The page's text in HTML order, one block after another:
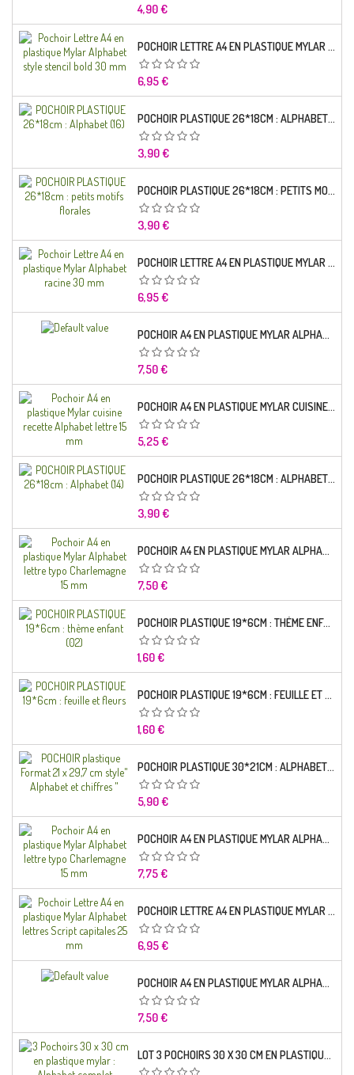
Prix
4,90 €
POCHOIR LETTRE A4 EN PLASTIQUE MYLAR ALPHABET STYLE STENCIL BOLD 30 MM
Prix
6,95 €
POCHOIR PLASTIQUE 26*18CM : ALPHABET (16)
Prix
3,90 €
POCHOIR PLASTIQUE 26*18CM : PETITS MOTIFS FLORALES
Prix
3,90 €
POCHOIR LETTRE A4 EN PLASTIQUE MYLAR ALPHABET RACINE 30 MM
Prix
6,95 €
POCHOIR A4 EN PLASTIQUE MYLAR ALPHABET LETTRE TYPO SEGOE 25 MM
Prix
7,50 €
POCHOIR A4 EN PLASTIQUE MYLAR CUISINE RECETTE ALPHABET LETTRE 15 MM
Prix
5,25 €
POCHOIR PLASTIQUE 26*18CM : ALPHABET (14)
Prix
3,90 €
POCHOIR A4 EN PLASTIQUE MYLAR ALPHABET LETTRE TYPO CHARLEMAGNE
Prix
7,50 €
POCHOIR PLASTIQUE 19*6CM : THÈME ENFANT (02)
Prix
1,60 €
POCHOIR PLASTIQUE 19*6CM : FEUILLE ET FLEURS
Prix
1,60 €
POCHOIR PLASTIQUE 30*21CM : ALPHABET (02)
Prix
5,90 €
POCHOIR A4 EN PLASTIQUE MYLAR ALPHABET LETTRE TYPO RAVIE 30 MM
Prix
7,75 €
POCHOIR LETTRE A4 EN PLASTIQUE MYLAR ALPHABET LETTRES SCRIPT CAPITALES 25 MM
Prix
6,95 €
POCHOIR A4 EN PLASTIQUE MYLAR ALPHABET LETTRE TYPO SCIENCE 35 MM
Prix
7,50 €
LOT 3 POCHOIRS 30 X 30 CM EN PLASTIQUE MYLAR : ALPHABET COMPLET CABBAGE OMBRE 70 MM